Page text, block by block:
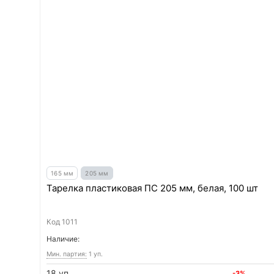
165 мм 205 мм
Тарелка пластиковая ПС 205 мм, белая, 100 шт
Код1011
Наличие:
Мин. партия: 1 уп.